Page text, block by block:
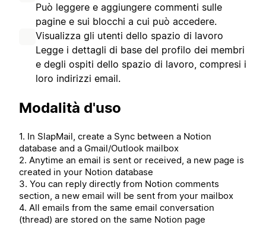
Può leggere e aggiungere commenti sulle
pagine e sui blocchi a cui può accedere.
Visualizza gli utenti dello spazio di lavoro
Legge i dettagli di base del profilo dei membri
e degli ospiti dello spazio di lavoro, compresi i
loro indirizzi email.
Modalità d'uso
1. In SlapMail, create a Sync between a Notion
database and a Gmail/Outlook mailbox
2. Anytime an email is sent or received, a new page is
created in your Notion database
3. You can reply directly from Notion comments
section, a new email will be sent from your mailbox
4. All emails from the same email conversation
(thread) are stored on the same Notion page